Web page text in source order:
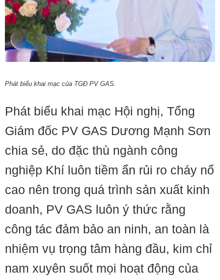
Phát biểu khai mạc của TGĐ PV GAS.
Phát biểu khai mạc Hội nghị, Tổng
Giám đốc PV GAS Dương Mạnh Sơn
chia sẻ, do đặc thù ngành công
nghiệp Khí luôn tiềm ẩn rủi ro cháy nổ
cao nên trong quá trình sản xuất kinh
doanh, PV GAS luôn ý thức rằng
công tác đảm bảo an ninh, an toàn là
nhiệm vụ trọng tâm hàng đầu, kim chỉ
nam xuyên suốt mọi hoạt động của